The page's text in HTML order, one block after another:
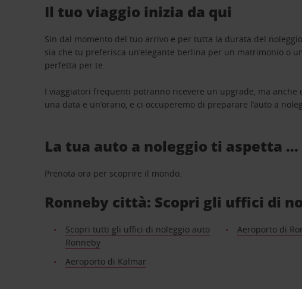
Il tuo viaggio inizia da qui
Sin dal momento del tuo arrivo e per tutta la durata del
sia che tu preferisca un’elegante berlina per un matrimonio o
perfetta per te.
I viaggiatori frequenti potranno ricevere un upgrade, ma
una data e un’orario, e ci occuperemo di preparare l’auto a
La tua auto a noleggio ti aspetta
Prenota ora per scoprire il mondo.
Ronneby città: Scopri gli uffici di
Scopri tutti gli uffici di noleggio auto
Ronneby
Aeroporto di
Aeroporto di Kalmar